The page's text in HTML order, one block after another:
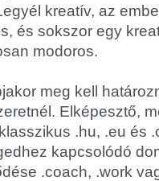
kreatív, az
és sokszor egy
modoros.
meg kell
Elképesztő,
.hu, .eu és
kapcsolódó
.coach, .work